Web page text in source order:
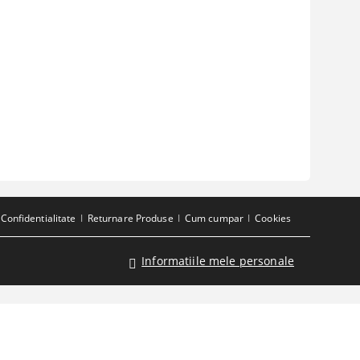
Confidentialitate Returnare Produse Cum cumpar Cookies
Informatiile mele personale